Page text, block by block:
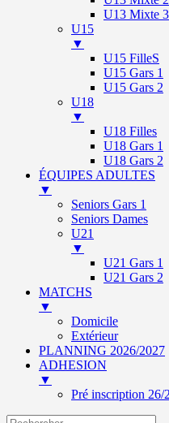
U13 Mixte 3
U15
▼
U15 FilleS
U15 Gars 1
U15 Gars 2
U18
▼
U18 Filles
U18 Gars 1
U18 Gars 2
ÉQUIPES ADULTES
▼
Seniors Gars 1
Seniors Dames
U21
▼
U21 Gars 1
U21 Gars 2
MATCHS
▼
Domicile
Extérieur
PLANNING 2026/2027
ADHESION
▼
Pré inscription 26/